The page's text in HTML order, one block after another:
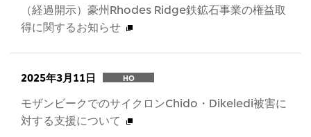
（経過開示）豪州Rhodes Ridge鉄鉱石事業の権益取
得に関するお知らせ
2025年3月11日 HO
モザンビークでのサイクロンChido・Dikeledi被害に
対する支援について